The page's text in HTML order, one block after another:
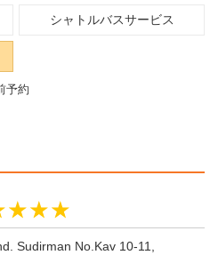
シャトルバスサービス
予約
Sudirman No.Kav 10-11,